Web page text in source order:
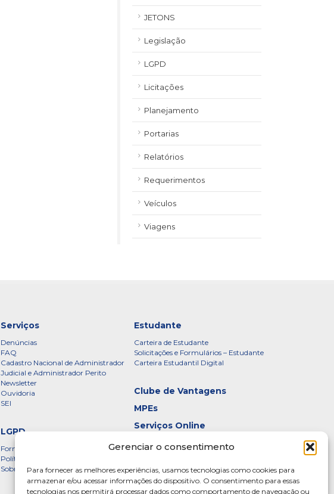
Gerenciar o consentimento
Para fornecer as melhores experiências, usamos tecnologias como cookies para
armazenar e/ou acessar informações do dispositivo. O consentimento para essas
tecnologias nos permitirá processar dados como comportamento de navegação ou
JETONS
Legislação
LGPD
Licitações
Planejamento
Portarias
Relatórios
Requerimentos
Veículos
Viagens
Serviços
Denúncias
FAQ
Cadastro Nacional de Administrador
Judicial e Administrador Perito
Newsletter
Ouvidoria
SEI
Estudante
Carteira de Estudante
Solicitações e Formulários – Estudante
Carteira Estudantil Digital
Clube de Vantagens
MPEs
Serviços Online
LGPD
Formulário
Política de Privacidade – CRADF
Sobre a LGPD
Certificados
Galeria de Presidentes